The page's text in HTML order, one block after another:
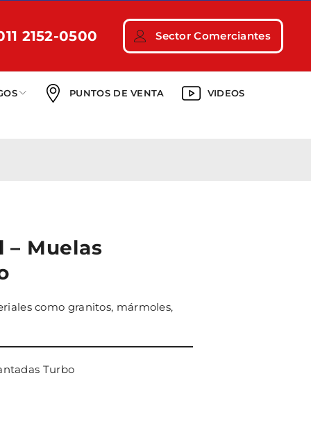
2152-0500 Sector Comerciantes
PUNTOS DE VENTA VIDEOS
– Muelas
como granitos, mármoles,
Turbo